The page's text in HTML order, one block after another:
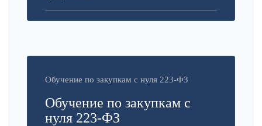
Обучение по закупкам с нуля 223-ФЗ
Обучение по закупкам с
нуля 223-ФЗ